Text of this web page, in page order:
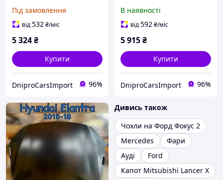
Під замовлення
від532₴/міс
5 324₴
Купити
DniproCarsImport 96%
В наявності
від592₴/міс
5 915₴
Купити
DniproCarsImport 96%
Дивись також
Чохли на Форд Фокус 2
Mercedes
Фари
Ауді
Ford
Капот Mitsubishi Lancer X